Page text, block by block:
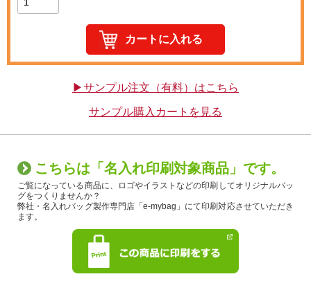
▶サンプル注文（有料）はこちら
サンプル購入カートを見る
こちらは「名入れ印刷対象商品」です。
ご覧になっている商品に、ロゴやイラストなどの印刷してオリジナルバッ
グをつくりませんか？
弊社・名入れバッグ製作専門店「e-mybag」にて印刷対応させていただき
ます。